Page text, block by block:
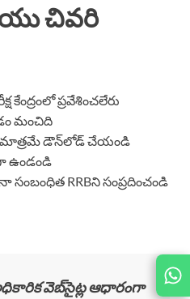
చివరి
కేంద్రంలో ప్రవేశించలేరు
మంచిది
మాత్రమే డౌన్‌లోడ్ చేయండి
ఉండండి
RRBని సంప్రదించండి
వెబ్‌సైట్ల ఆధారంగా